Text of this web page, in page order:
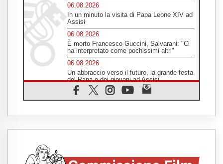
06.08.2026
In un minuto la visita di Papa Leone XIV ad
Assisi
06.08.2026
È morto Francesco Guccini, Salvarani: "Ci
ha interpretato come pochissimi altri"
06.08.2026
Un abbraccio verso il futuro, la grande festa
del Papa e dei giovani ad Assisi
06.08.2026
Il grazie dei giovani al Papa: "Oggi ci
Leone XIV: la rivoluzione del Vangelo
06.08.2026